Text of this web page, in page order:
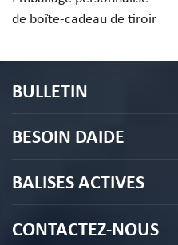
de boîte-cadeau de tiroir
desserts 3PCS
BULLETIN
BESOIN DAIDE
BALISES ACTIVES
CONTACTEZ-NOUS